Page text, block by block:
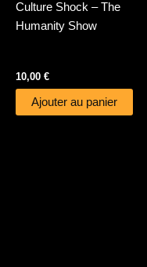
Culture Shock – The
Humanity Show
10,00 €
Ajouter au panier